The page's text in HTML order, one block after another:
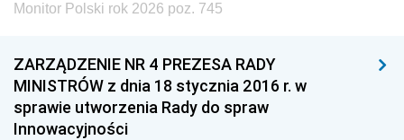
Monitor Polski rok 2026 poz. 745
ZARZĄDZENIE NR 4 PREZESA RADY
MINISTRÓW z dnia 18 stycznia 2016 r. w
sprawie utworzenia Rady do spraw
Innowacyjności